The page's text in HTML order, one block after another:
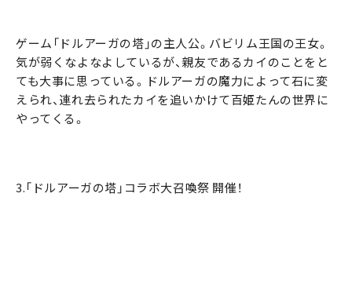
ゲーム「ドルアーガの塔」の主人公。バビリム王国の王女。
気が弱くなよなよしているが、親友であるカイのことをと
ても大事に思っている。ドルアーガの魔力によって石に変
えられ、連れ去られたカイを追いかけて百姫たんの世界に
やってくる。
3.「ドルアーガの塔」コラボ大召喚祭 開催！